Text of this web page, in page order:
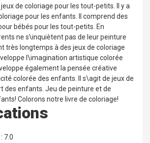
de coloriage pour les tout-petits. Il y a
pour les enfants. Il comprend des
bébés pour les tout-petits. En
ne s\inquiètent pas de leur peinture
très longtemps à des jeux de coloriage
l\imagination artistique colorée
également la pensée créative
colorée des enfants. Il s\agit de jeux de
des enfants. Jeu de peinture et de
Colorons notre livre de coloriage!
7.0